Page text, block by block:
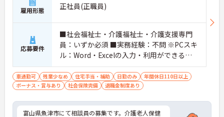
雇用形態 正社員(正職員)
応募要件
■社会福祉士・介護福祉士・介護支援専門
員：いずか必須 ■実務経験：不問 ※PCスキ
ル：Word・Excelの入力・利用ができるこ
と
車通勤可 残業少なめ 住宅手当・補助 日勤のみ
年間休日110日以上
ボーナス・賞与あり
社会保険完備 退職金制度あり
富山県魚津市にて相談員の募集です。介護老人保健